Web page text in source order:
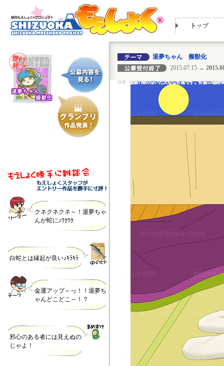
クネクネクネ～！退夢ちゃ
んが蛇に♪ﾜｸﾜｸ
白蛇とは縁起が良い♪ｷﾗｷﾗ
金運アップ～っ！！退夢ち
ゃんどこどこ～！？
邪心のある者には見えぬの
じゃよ！
退夢ちゃん 擬獣化
2015.07.15 →